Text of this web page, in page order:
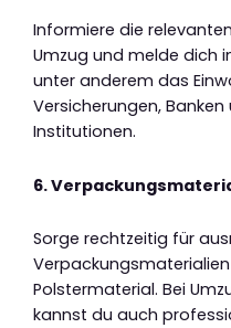
Informiere die
Umzug und melde dich
unter anderem das
Versicherungen,
Institutionen.
6.
Sorge rechtzeitig für
Polstermaterial. Bei
kannst du auch